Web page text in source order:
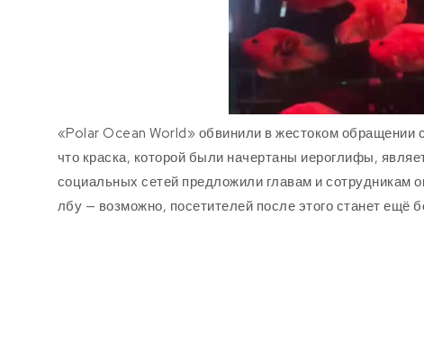
«Polar Ocean World» обвинили в жестоком обращении
что краска, которой были начертаны иероглифы,
социальных сетей предложили главам и сотрудникам
лбу — возможно, посетителей после этого станет ещё